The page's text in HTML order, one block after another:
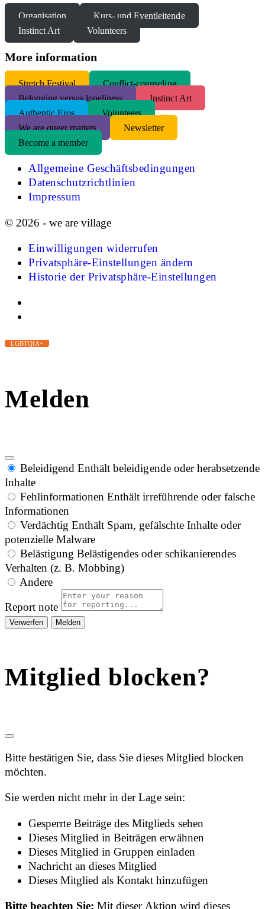
Organisation
Kurs- und Eventleitende
Instinct Art
Volunteers
More information
Stretch Festival
Conflict-counseling
Belonging versus loneliness
Instinct Art
Authentic Eros
Volunteers
We are queer matters
Newsletter
Become a member
Allgemeine Geschäftsbedingungen
Datenschutzrichtlinien
Impressum
© 2026 - we are village
Einwilligungen widerrufen
Privatsphäre-Einstellungen ändern
Historie der Privatsphäre-Einstellungen
LGBTQIA+
Melden
Beleidigend Enthält beleidigende oder herabsetzende
Inhalte
Fehlinformationen Enthält irreführende oder falsche
Informationen
Verdächtig Enthält Spam, gefälschte Inhalte oder
potenzielle Malware
Belästigung Belästigendes oder schikanierendes
Verhalten (z. B. Mobbing)
Andere
Report note
Melden
Mitglied blocken?
Bitte bestätigen Sie, dass Sie dieses Mitglied blocken
möchten.
Sie werden nicht mehr in der Lage sein:
Gesperrte Beiträge des Mitglieds sehen
Dieses Mitglied in Beiträgen erwähnen
Dieses Mitglied in Gruppen einladen
Nachricht an dieses Mitglied
Dieses Mitglied als Kontakt hinzufügen
Bitte beachten Sie:Mit dieser Aktion wird dieses